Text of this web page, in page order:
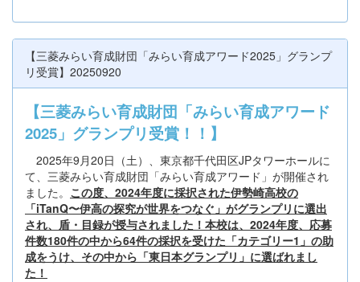
【三菱みらい育成財団「みらい育成アワード2025」グランプ
リ受賞】20250920
【三菱みらい育成財団「みらい育成アワード
2025」グランプリ受賞！！】
2025年9月20日（土）、東京都千代田区JPタワーホールに
て、三菱みらい育成財団「みらい育成アワード」が開催され
ました。 この度、2024年度に採択された伊勢崎高校の
「iTanQ〜伊高の探究が世界をつなぐ」がグランプリに選出
され、盾・目録が授与されました！本校は、2024年度、応募
件数180件の中から64件の採択を受けた「カテゴリー1」の助
成をうけ、その中から「東日本グランプリ」に選ばれまし
た！